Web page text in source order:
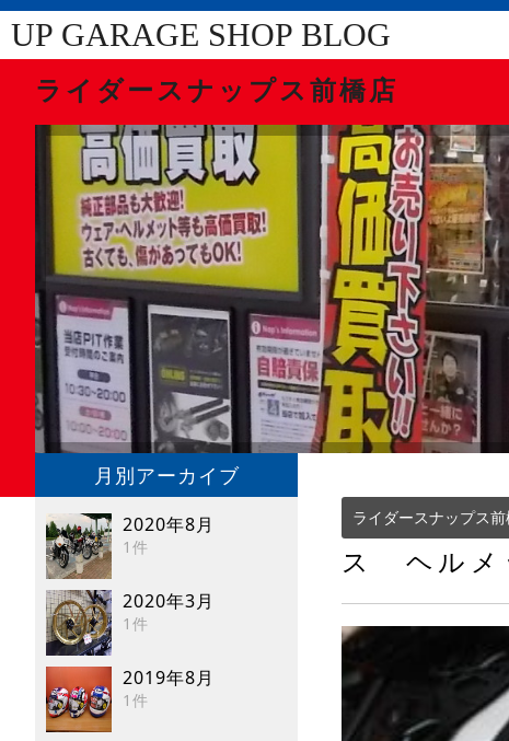
UP GARAGE SHOP BLOG
ライダースナップス前橋店
月別アーカイブ
2020年8月
1件
2020年3月
1件
2019年8月
1件
ライダースナップス
ス ヘルメ